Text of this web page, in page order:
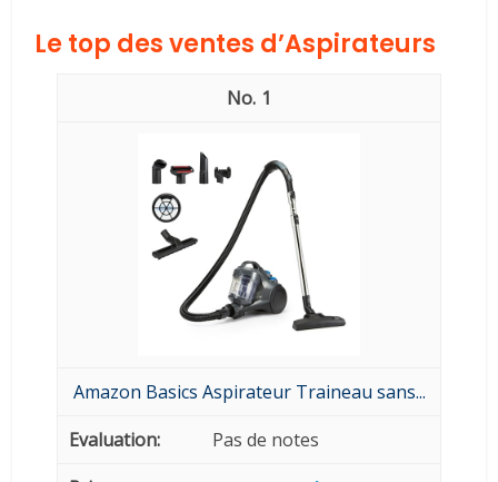
Le top des ventes d’Aspirateurs
1
Amazon Basics Aspirateur Traineau sans...
Pas de notes